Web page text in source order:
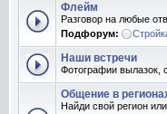
Флейм
Разговор на любые
Подфорум:
Наши встречи
Фотографии вылазок,
Общение в
Найди свой регион